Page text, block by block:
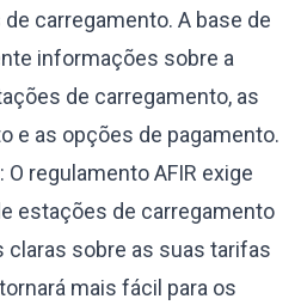
carregamento. A base de
informações sobre a
de carregamento, as
e as opções de pagamento.
: O regulamento AFIR exige
estações de carregamento
sobre as suas tarifas
mais fácil para os